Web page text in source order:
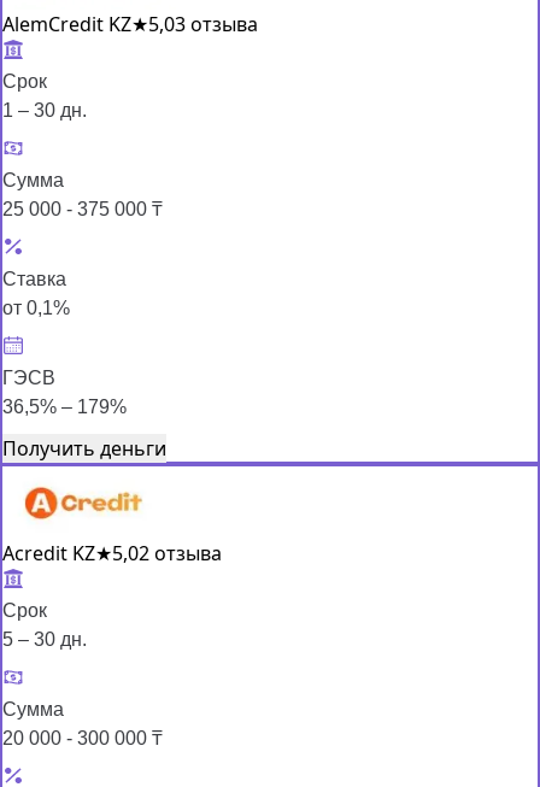
AlemCredit KZ★5,03 отзыва
Срок
1 – 30 дн.
Сумма
25 000 - 375 000 ₸
Ставка
от 0,1%
ГЭСВ
36,5% – 179%
Получить деньги
Acredit KZ★5,02 отзыва
Срок
5 – 30 дн.
Сумма
20 000 - 300 000 ₸